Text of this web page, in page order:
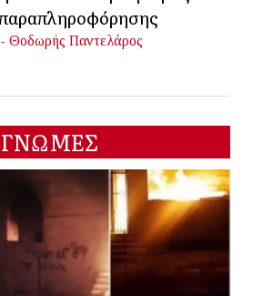
παραπληροφόρησης
Θοδωρής Παντελάρος
ΓΝΩΜΕΣ